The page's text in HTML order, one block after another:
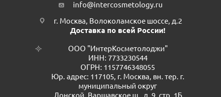
info@intercosmetology.ru
г. Москва, Волоколамское шоссе, д.2
Доставка по всей России!
ООО "ИнтерКосметолоджи"
ИНН: 7733230544
ОГРН: 1157746348055
Юр. адрес: 117105, г. Москва, вн. тер. г.
муниципальный округ
Донской, Варшавское ш., д. 9, стр. 1Б